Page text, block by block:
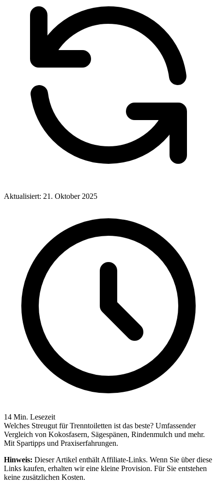
Aktualisiert: 21. Oktober 2025
14 Min. Lesezeit
Welches Streugut für Trenntoiletten ist das beste? Umfassender
Vergleich von Kokosfasern, Sägespänen, Rindenmulch und mehr.
Mit Spartipps und Praxiserfahrungen.
Hinweis: Dieser Artikel enthält Affiliate-Links. Wenn Sie über diese
Links kaufen, erhalten wir eine kleine Provision. Für Sie entstehen
keine zusätzlichen Kosten.